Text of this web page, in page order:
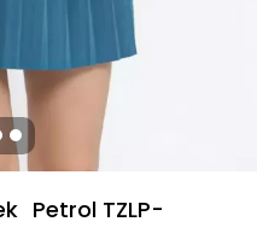
Petrol TZLP-